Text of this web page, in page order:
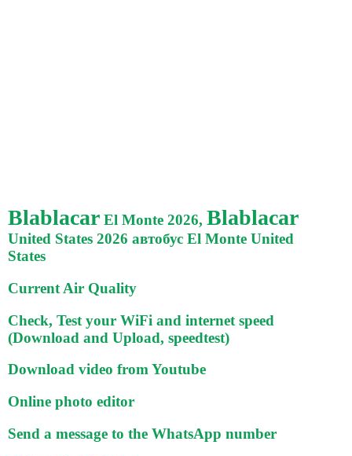
Blablacar El Monte 2026, Blablacar
United States 2026 автобус El Monte United
States
Current Air Quality
Check, Test your WiFi and internet speed
(Download and Upload, speedtest)
Download video from Youtube
Online photo editor
Send a message to the WhatsApp number